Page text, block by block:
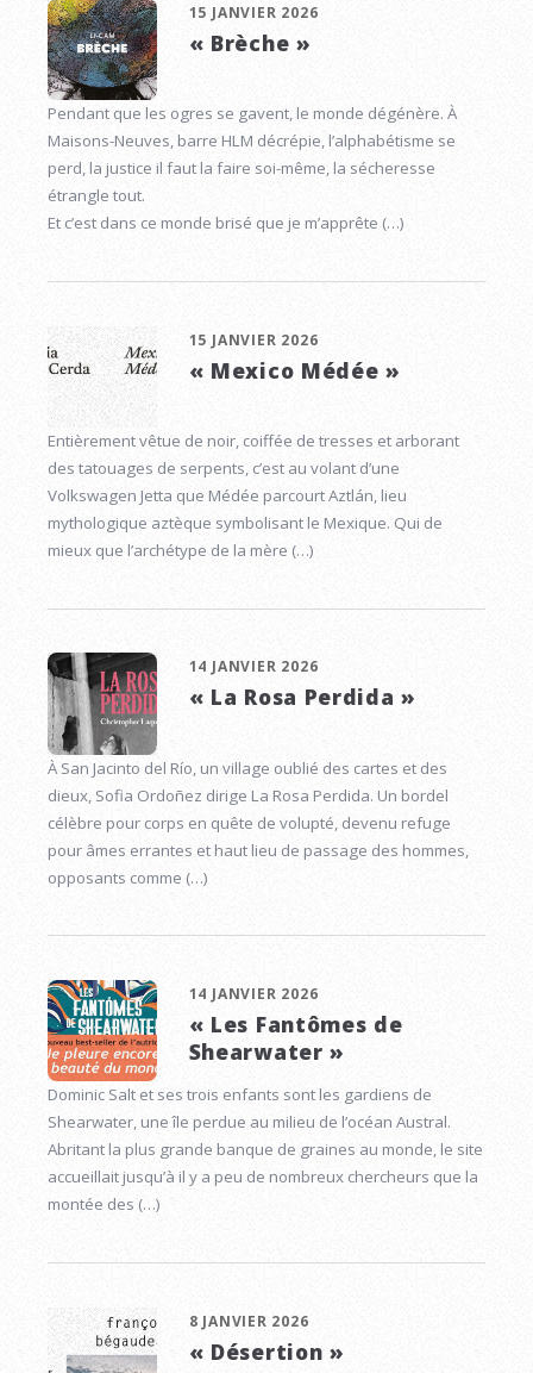
15 JANVIER 2026
« Brèche »
Pendant que les ogres se gavent, le monde dégénère. À
Maisons-Neuves, barre HLM décrépie, l’alphabétisme se
perd, la justice il faut la faire soi-même, la sécheresse
étrangle tout.
Et c’est dans ce monde brisé que je m’apprête (…)
15 JANVIER 2026
« Mexico Médée »
Entièrement vêtue de noir, coiffée de tresses et arborant
des tatouages de serpents, c’est au volant d’une
Volkswagen Jetta que Médée parcourt Aztlán, lieu
mythologique aztèque symbolisant le Mexique. Qui de
mieux que l’archétype de la mère (…)
14 JANVIER 2026
« La Rosa Perdida »
À San Jacinto del Río, un village oublié des cartes et des
dieux, Sofia Ordoñez dirige La Rosa Perdida. Un bordel
célèbre pour corps en quête de volupté, devenu refuge
pour âmes errantes et haut lieu de passage des hommes,
opposants comme (…)
14 JANVIER 2026
« Les Fantômes de
Shearwater »
Dominic Salt et ses trois enfants sont les gardiens de
Shearwater, une île perdue au milieu de l’océan Austral.
Abritant la plus grande banque de graines au monde, le site
accueillait jusqu’à il y a peu de nombreux chercheurs que la
montée des (…)
8 JANVIER 2026
« Désertion »